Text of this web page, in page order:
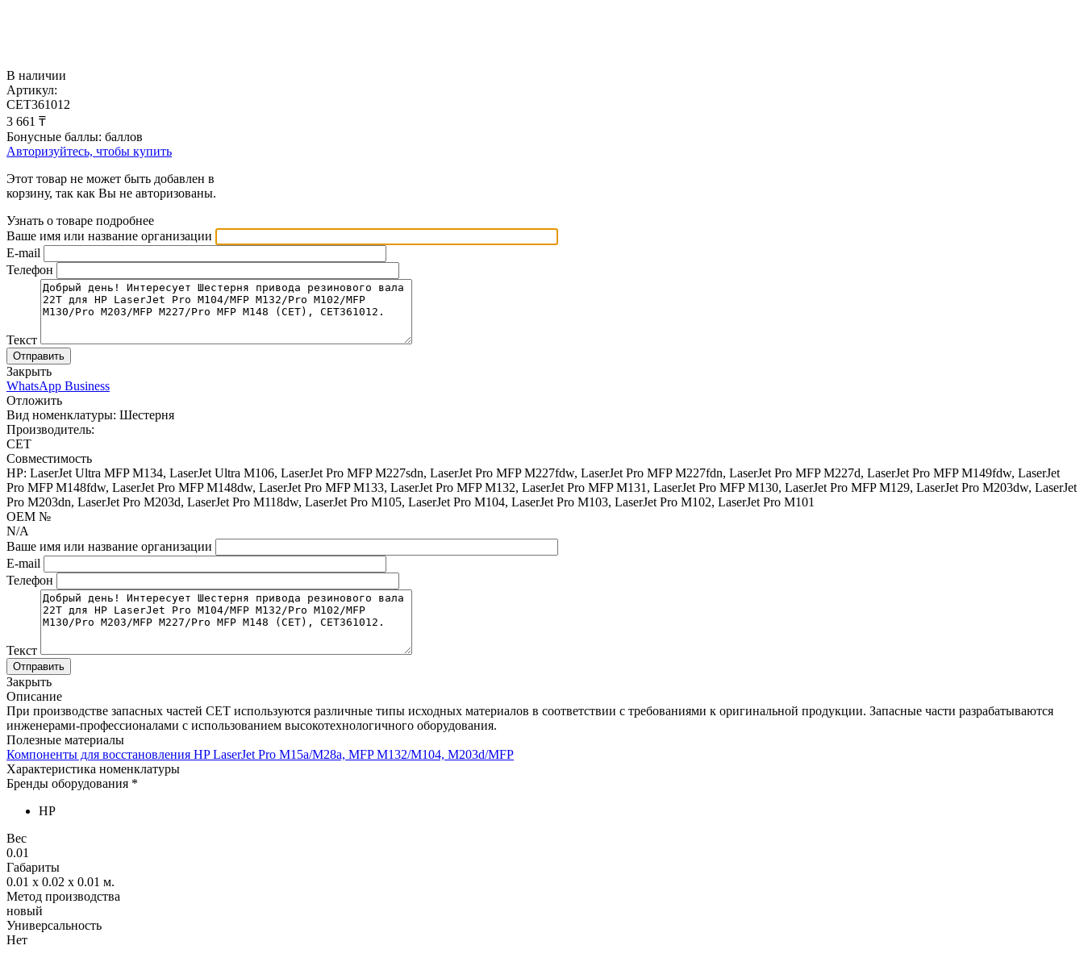
В наличии
Артикул:
CET361012
3 661 ₸
Бонусные баллы: баллов
Авторизуйтесь, чтобы купить
Этот товар не может быть добавлен в
корзину, так как Вы не авторизованы.
Узнать о товаре подробнее
Ваше имя или название организации
E-mail
Телефон
Текст
Отправить
Закрыть
WhatsApp Business
Отложить
Вид номенклатуры: Шестерня
Производитель:
CET
Совместимость
HP: LaserJet Ultra MFP M134, LaserJet Ultra M106, LaserJet Pro MFP M227sdn, LaserJet Pro MFP M227fdw, LaserJet Pro MFP M227fdn, LaserJet Pro MFP M227d, LaserJet Pro MFP M149fdw, LaserJet
Pro MFP M148fdw, LaserJet Pro MFP M148dw, LaserJet Pro MFP M133, LaserJet Pro MFP M132, LaserJet Pro MFP M131, LaserJet Pro MFP M130, LaserJet Pro MFP M129, LaserJet Pro M203dw, LaserJet
Pro M203dn, LaserJet Pro M203d, LaserJet Pro M118dw, LaserJet Pro M105, LaserJet Pro M104, LaserJet Pro M103, LaserJet Pro M102, LaserJet Pro M101
OEM №
N/A
Ваше имя или название организации
E-mail
Телефон
Текст
Отправить
Закрыть
Описание
При производстве запасных частей CET используются различные типы исходных материалов в соответствии с требованиями к оригинальной продукции. Запасные части разрабатываются
инженерами-профессионалами с использованием высокотехнологичного оборудования.
Полезные материалы
Компоненты для восстановления HP LaserJet Pro M15a/M28a, MFP M132/M104, M203d/MFP
Характеристика номенклатуры
Бренды оборудования *
HP
Вес
0.01
Габариты
0.01 x 0.02 x 0.01 м.
Метод производства
новый
Универсальность
Нет